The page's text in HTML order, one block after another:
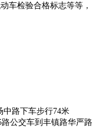
车检验合格标志等等，
中路下车步行74米
路公交车到丰镇路华严路